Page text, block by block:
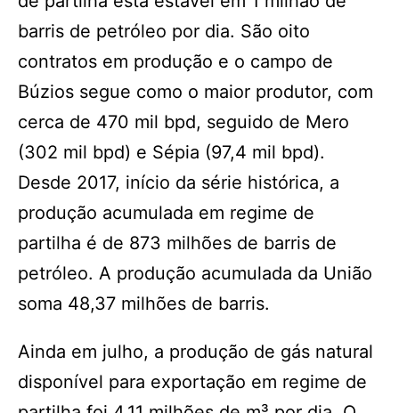
barris de petróleo por dia. São oito
contratos em produção e o campo de
Búzios segue como o maior produtor, com
cerca de 470 mil bpd, seguido de Mero
(302 mil bpd) e Sépia (97,4 mil bpd).
Desde 2017, início da série histórica, a
produção acumulada em regime de
partilha é de 873 milhões de barris de
petróleo. A produção acumulada da União
soma 48,37 milhões de barris.
Ainda em julho, a produção de gás natural
disponível para exportação em regime de